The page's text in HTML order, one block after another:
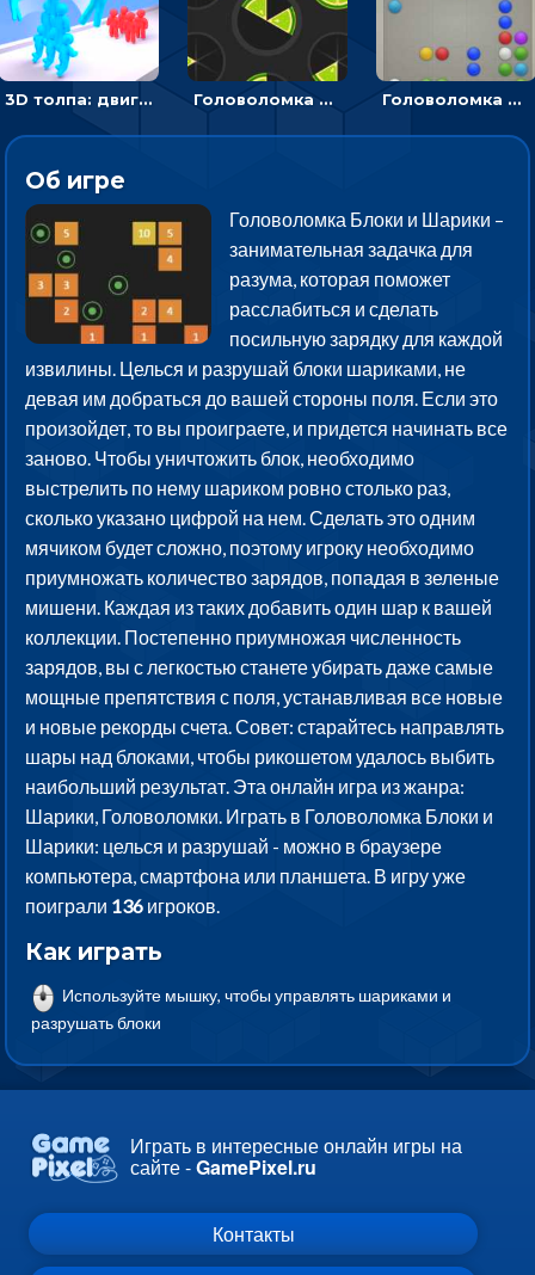
3D толпа: двигаться и собирать цветных человечков Головоломка Ломтики: уложи фрагменты и получи круг Головоломка Линии: собери шарики в ряд из 5
Об игре
Головоломка Блоки и Шарики –
занимательная задачка для
разума, которая поможет
расслабиться и сделать
посильную зарядку для каждой
извилины. Целься и разрушай блоки шариками, не
девая им добраться до вашей стороны поля. Если это
произойдет, то вы проиграете, и придется начинать все
заново. Чтобы уничтожить блок, необходимо
выстрелить по нему шариком ровно столько раз,
сколько указано цифрой на нем. Сделать это одним
мячиком будет сложно, поэтому игроку необходимо
приумножать количество зарядов, попадая в зеленые
мишени. Каждая из таких добавить один шар к вашей
коллекции. Постепенно приумножая численность
зарядов, вы с легкостью станете убирать даже самые
мощные препятствия с поля, устанавливая все новые
и новые рекорды счета. Совет: старайтесь направлять
шары над блоками, чтобы рикошетом удалось выбить
наибольший результат. Эта онлайн игра из жанра:
Шарики, Головоломки. Играть в Головоломка Блоки и
Шарики: целься и разрушай - можно в браузере
компьютера, смартфона или планшета. В игру уже
поиграли 136 игроков.
Как играть
Используйте мышку, чтобы управлять шариками и
разрушать блоки
Играть в интересные онлайн игры на
сайте -GamePixel.ru
Контакты